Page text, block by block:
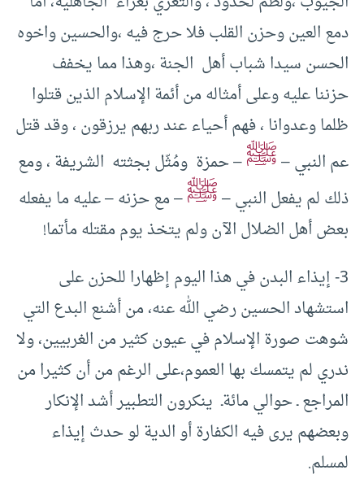
دمع العين وحزن القلب فلا حرج فيه ،والحسين واخوه
الحسن سيدا شباب أهل الجنة ،وهذا مما يخفف
حزننا عليه وعلى أمثاله من أئمة الإسلام الذين قتلوا
ظلما وعدوانا ، فهم أحياء عند ربهم يرزقون ، وقد قتل
عم النبي –ﷺ– حمزة ومُثّل بجثته الشريفة ، ومع
ذلك لم يفعل النبي –ﷺ– مع حزنه – عليه ما يفعله
بعض أهل الضلال الآن ولم يتخذ يوم مقتله مأتما!
3- إيذاء البدن في هذا اليوم إظهارا للحزن على
استشهاد الحسين رضي الله عنه، من أشنع البدع التي
شوهت صورة الإسلام في عيون كثير من الغربيين، ولا
ندري لم يتمسك بها العموم،على الرغم من أن كثيرا من
المراجع ـ حوالي مائةـ ينكرون التطبير أشد الإنكار
وبعضهم يرى فيه الكفارة أو الدية لو حدث إيذاء
لمسلم.